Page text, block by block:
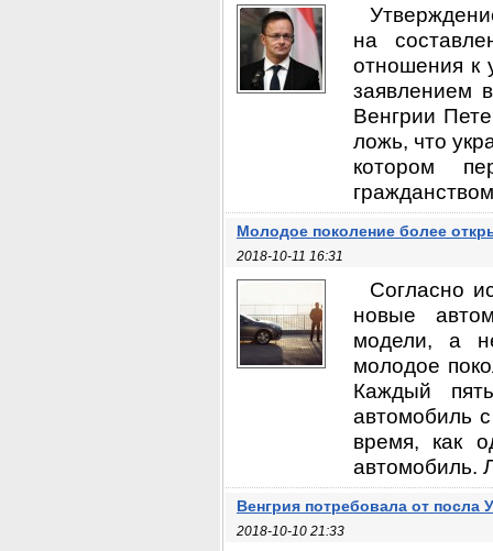
на
отношения к
заявлением
Венгрии
ложь, что
котором
Молодое поколение более
2018-10-11 16:31
Согласно
новые
модели, а
молодое
Каждый
автомобиль
время, как
автомобиль.
Венгрия потребовала от посла
2018-10-10 21:33